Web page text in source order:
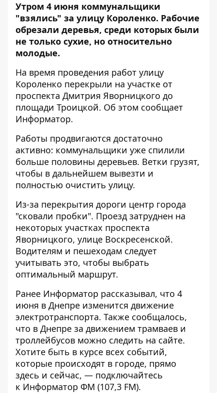
Утром 4 июня коммунальщики
"взялись" за улицу Короленко. Рабочие
обрезали деревья, среди которых были
не только сухие, но относительно
молодые.
На время проведения работ улицу
Короленко перекрыли на участке от
проспекта Дмитрия Яворницкого до
площади Троицкой. Об этом сообщает
Информатор.
Работы продвигаются достаточно
активно: коммунальщики уже спилили
больше половины деревьев. Ветки грузят,
чтобы в дальнейшем вывезти и
полностью очистить улицу.
Из-за перекрытия дороги центр города
"сковали пробки". Проезд затруднен на
некоторых участках проспекта
Яворницкого, улице Воскресенской.
Водителям и пешеходам следует
учитывать это, чтобы выбрать
оптимальный маршрут.
Ранее Информатор рассказывал, что 4
июня в Днепре изменится движение
электротранспорта. Также сообщалось,
что в Днепре за движением трамваев и
троллейбусов можно следить на сайте.
Хотите быть в курсе всех событий,
которые происходят в городе, прямо
здесь и сейчас, — подключайтесь
к Информатор ФМ (107,3 FM).